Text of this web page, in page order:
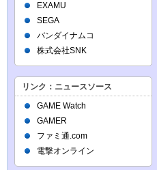
EXAMU
SEGA
バンダイナムコ
株式会社SNK
リンク：ニュースソース
GAME Watch
GAMER
ファミ通.com
電撃オンライン